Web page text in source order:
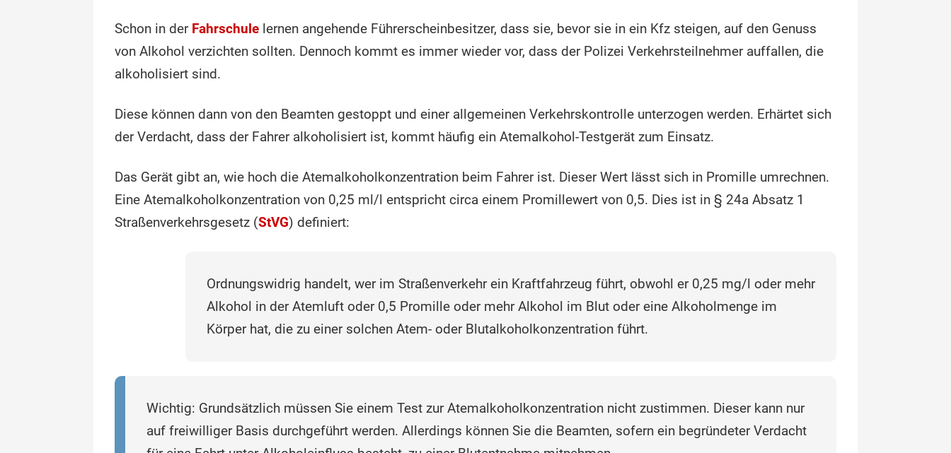
Schon in der Fahrschule lernen angehende Führerscheinbesitzer, dass sie, bevor sie in ein Kfz steigen, auf den Genuss
von Alkohol verzichten sollten. Dennoch kommt es immer wieder vor, dass der Polizei Verkehrsteilnehmer auffallen, die
alkoholisiert sind.
Diese können dann von den Beamten gestoppt und einer allgemeinen Verkehrskontrolle unterzogen werden. Erhärtet sich
der Verdacht, dass der Fahrer alkoholisiert ist, kommt häufig ein Atemalkohol-Testgerät zum Einsatz.
Das Gerät gibt an, wie hoch die Atemalkoholkonzentration beim Fahrer ist. Dieser Wert lässt sich in Promille umrechnen.
Eine Atemalkoholkonzentration von 0,25 ml/l entspricht circa einem Promillewert von 0,5. Dies ist in § 24a Absatz 1
Straßenverkehrsgesetz (StVG) definiert:
Ordnungswidrig handelt, wer im Straßenverkehr ein Kraftfahrzeug führt, obwohl er 0,25 mg/l oder mehr
Alkohol in der Atemluft oder 0,5 Promille oder mehr Alkohol im Blut oder eine Alkoholmenge im
Körper hat, die zu einer solchen Atem- oder Blutalkoholkonzentration führt.
Wichtig: Grundsätzlich müssen Sie einem Test zur Atemalkoholkonzentration nicht zustimmen. Dieser kann nur
auf freiwilliger Basis durchgeführt werden. Allerdings können Sie die Beamten, sofern ein begründeter Verdacht